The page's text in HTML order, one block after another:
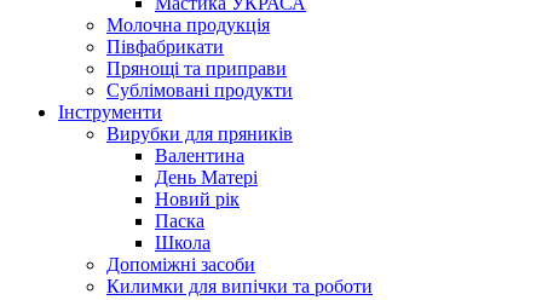
Молочна продукція
Півфабрикати
Прянощі та приправи
Сублімовані продукти
Інструменти
Вирубки для пряників
Валентина
День Матері
Новий рік
Паска
Школа
Допоміжні засоби
Килимки для випічки та роботи